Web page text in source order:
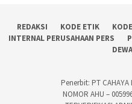
REDAKSI KODE ETIK
INTERNAL PERUSAHAAN PERS
Penerbit: PT CAHAYA
NOMOR AHU –